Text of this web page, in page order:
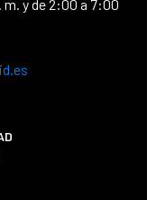
m. y de 2:00 a 7:00